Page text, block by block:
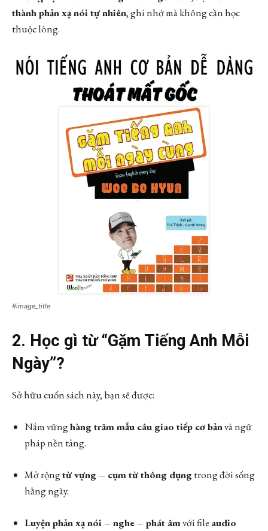
thành phản xạ nói tự nhiên, ghi nhớ mà không cần học
thuộc lòng.
#image_title
2. Học gì từ “Gặm Tiếng Anh Mỗi
Ngày”?
Sở hữu cuốn sách này, bạn sẽ được:
Nắm vữnghàng trăm mẫu câu giao tiếp cơ bảnvà ngữ
pháp nền tảng.
Mở rộngtừ vựng – cụm từ thông dụngtrong đời sống
hằng ngày.
Luyện phản xạ nói – nghe – phát âmvới file audio